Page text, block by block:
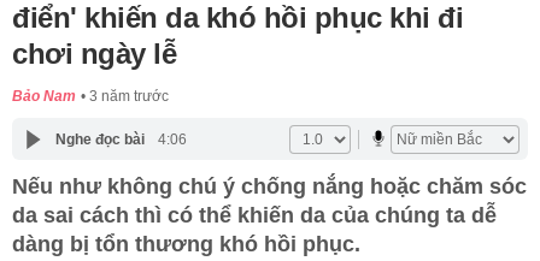
điển' khiến da khó hồi phục khi đi
chơi ngày lễ
Bảo Nam 3 năm trước
Nghe đọc bài 4:06
Nếu như không chú ý chống nắng hoặc chăm sóc
da sai cách thì có thể khiến da của chúng ta dễ
dàng bị tổn thương khó hồi phục.